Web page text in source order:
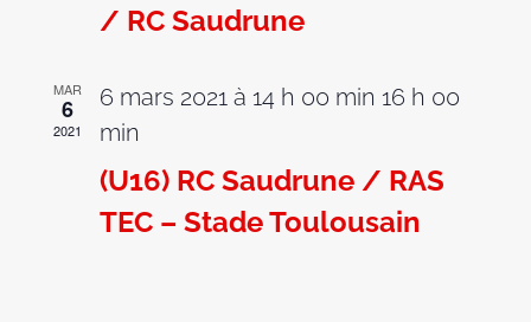
/ RC Saudrune
MAR
6
2021
6 mars 2021 à 14 h 00 min 16 h 00
min
(U16) RC Saudrune / RAS
TEC – Stade Toulousain